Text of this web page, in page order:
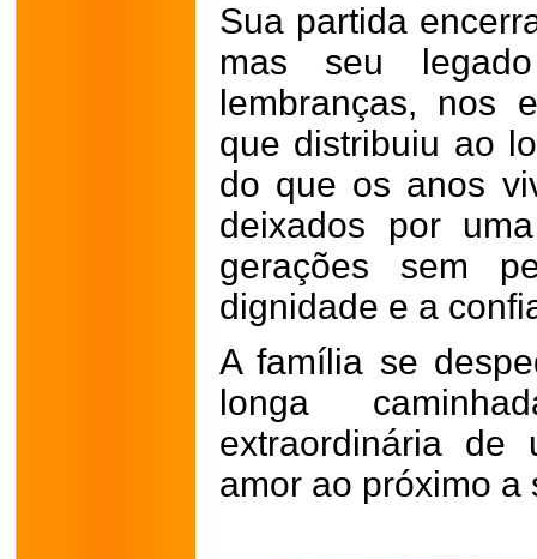
Sua partida
mas seu
lembranças, nos
que distribuiu ao
do que os anos
deixados por
gerações sem
dignidade e a
A família se
longa
extraordinária
amor ao próximo a